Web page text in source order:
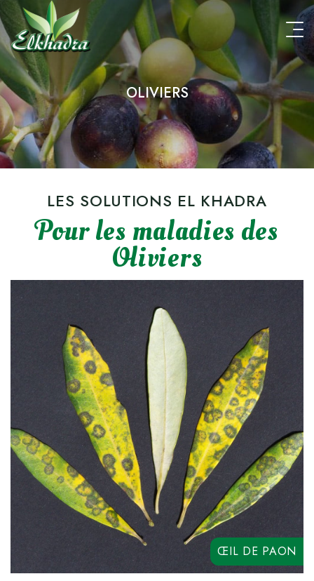
Aller
au
contenu
principal
OLIVIERS
LES SOLUTIONS EL KHADRA
Pour les maladies des
Oliviers
QUIMERA CURYGEN COPEZINE 50
ŒIL DE PAON